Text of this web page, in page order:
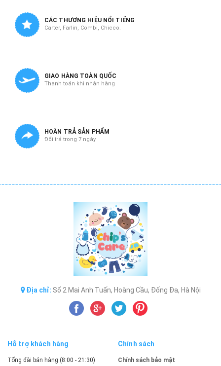
CÁC THƯƠNG HIỆU NỔI TIẾNG
Carter, Farlin, Combi, Chicco.
GIAO HÀNG TOÀN QUỐC
Thanh toán khi nhận hàng
HOÀN TRẢ SẢN PHẨM
Đổi trả trong 7 ngày
Địa chỉ: Số 2 Mai Anh Tuấn, Hoàng Cầu, Đống Đa, Hà Nội
Hỗ trợ khách hàng
Tổng đài bán hàng (8:00 - 21:30)
Chính sách
Chính sách bảo mật